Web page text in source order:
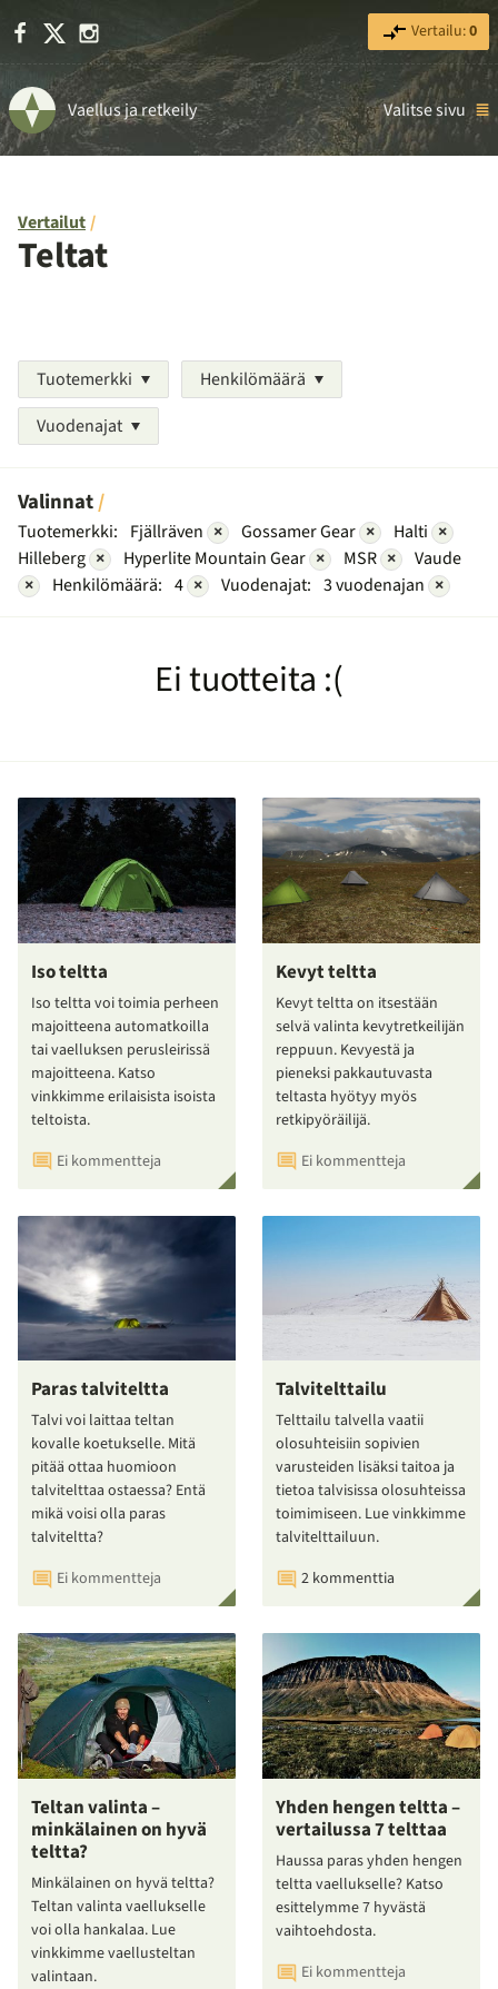
Facebook Instagram Vertailu:0
Vaellus ja retkeily Valitse sivu
Vertailut
Teltat
Tuotemerkki
Henkilömäärä
Vuodenajat
Valinnat
Tuotemerkki: Fjällräven × Gossamer Gear × Halti ×
Hilleberg × Hyperlite Mountain Gear × MSR ×
Vaude
×
Henkilömäärä: 4 × Vuodenajat: 3 vuodenajan ×
Ei tuotteita :(
Iso teltta
Iso teltta voi toimia perheen
majoitteena automatkoilla
tai vaelluksen perusleirissä
majoitteena. Katso
vinkkimme erilaisista isoista
teltoista.
Ei kommentteja
Kevyt teltta
Kevyt teltta on itsestään
selvä valinta kevytretkeilijän
reppuun. Kevyestä ja
pieneksi pakkautuvasta
teltasta hyötyy myös
retkipyöräilijä.
Ei kommentteja
Paras talviteltta
Talvi voi laittaa teltan
kovalle koetukselle. Mitä
pitää ottaa huomioon
talvitelttaa ostaessa? Entä
mikä voisi olla paras
talviteltta?
Ei kommentteja
Talvitelttailu
Telttailu talvella vaatii
olosuhteisiin sopivien
varusteiden lisäksi taitoa ja
tietoa talvisissa olosuhteissa
toimimiseen. Lue vinkkimme
talvitelttailuun.
2 kommenttia
Teltan valinta –
minkälainen on hyvä
teltta?
Minkälainen on hyvä teltta?
Teltan valinta vaellukselle
voi olla hankalaa. Lue
vinkkimme vaellusteltan
valintaan.
Yhden hengen teltta –
vertailussa 7 telttaa
Haussa paras yhden hengen
teltta vaellukselle? Katso
esittelymme 7 hyvästä
vaihtoehdosta.
Ei kommentteja